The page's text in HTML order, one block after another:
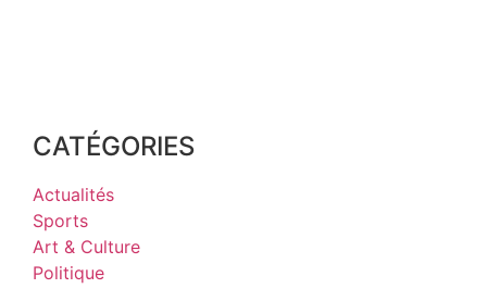
CATÉGORIES
Actualités
Sports
Art & Culture
Politique